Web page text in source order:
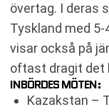
övertag. I deras
Tyskland med
visar också på
oftast dragit det
INBÖRDES MÖTEN:
Kazakstan –